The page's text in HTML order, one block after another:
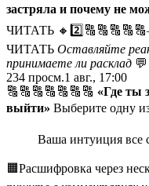
застряла и почему не
ЧИТАТЬ
ЧИТАТЬ Оставляйте
принимаете ли расклад 💬
234 просм.1 авг., 17:00
🔠🔠🔠🔠🔠🔠🔠 «Где ты
выйти» Выберите одну
Ваша интуиция все
🟧Расшифровка через